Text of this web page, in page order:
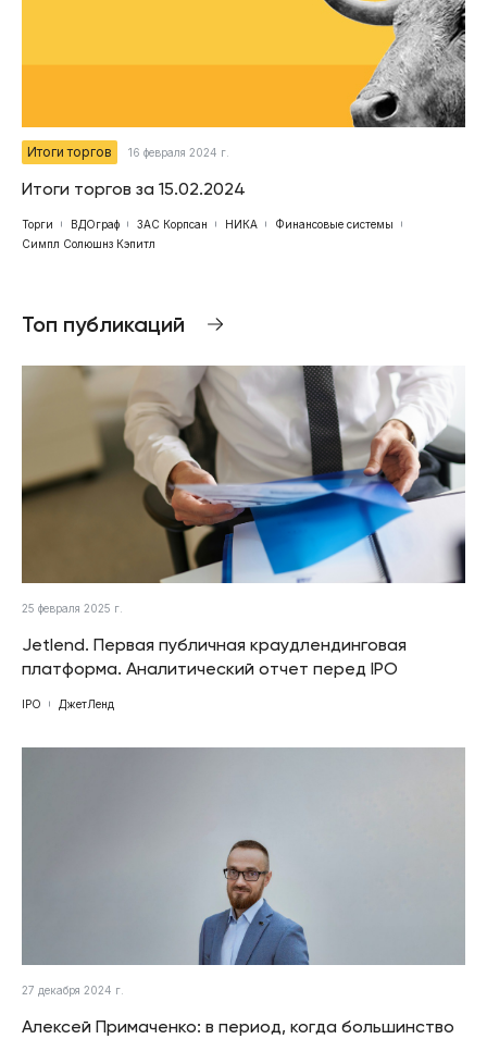
Итоги торгов 16 февраля 2024 г.
Итоги торгов за 15.02.2024
Торги ВДОграф ЗАС Корпсан НИКА
Финансовые системы
Симпл Солюшнз Кэпитл
Топ публикаций
25 февраля 2025 г.
Jetlend. Первая публичная краудлендинговая
платформа. Аналитический отчет перед IPO
IPO ДжетЛенд
27 декабря 2024 г.
Алексей Примаченко: в период, когда большинство